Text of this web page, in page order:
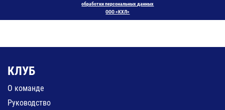
обработки персональных данных
ООО «КХЛ»
КЛУБ
О команде
Руководство